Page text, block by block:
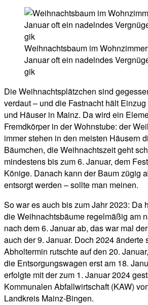
Weihnachtsbaum im
Januar oft ein nadelndes
gik
Die Weihnachtsplätzchen sind
verdaut – und die Fastnacht hält
und Häuser in Mainz. Da wird ein
Fremdkörper in der Wohnstube: der
immer stehen in den meisten Häusern
Bäumchen, die Weihnachtszeit geht
mindestens bis zum 6. Januar, dem
Könige. Danach kann der Baum zügig
entsorgt werden – sollte man meinen.
So war es auch bis zum Jahr 2023: Da
die Weihnachtsbäume regelmäßig am
nach dem 6. Januar ab, das war mal
auch der 9. Januar. Doch 2024 änderte
Abholtermin rutschte auf den 20.
die Entsorgungswagen erst am 18.
erfolgte mit der zum 1. Januar 2024
Kommunalen Abfallwirtschaft (KAW)
Landkreis Mainz-Bingen.